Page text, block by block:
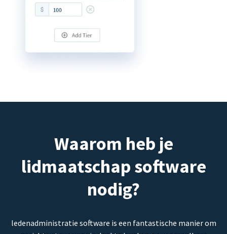
Waarom heb je
lidmaatschap software
nodig?
ledenadministratie software is een fantastische manier om